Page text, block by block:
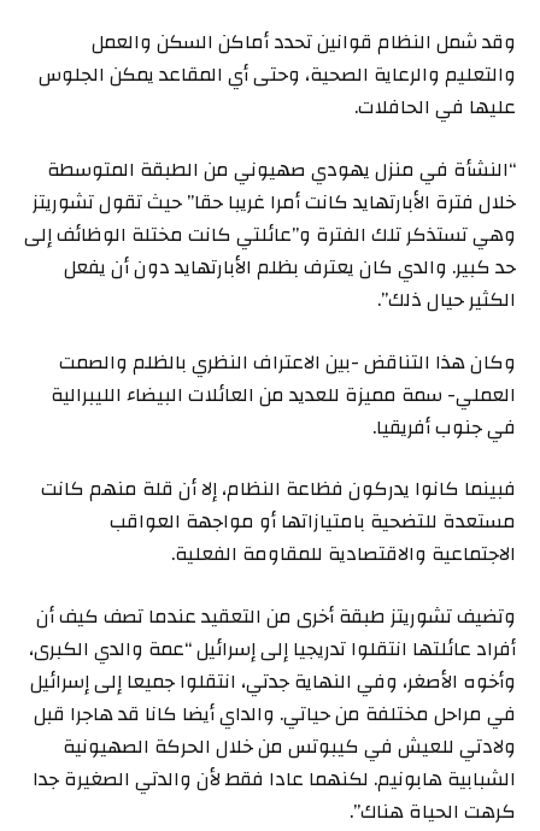
وقد شمل النظام قوانين تحدد أماكن السكن والعمل
والتعليم والرعاية الصحية، وحتى أي المقاعد يمكن الجلوس
عليها في الحافلات.
“النشأة في منزل يهودي صهيوني من الطبقة المتوسطة
خلال فترة الأبارتهايد كانت أمرا غريبا حقا” حيث تقول تشوريتز
وهي تستذكر تلك الفترة و”عائلتي كانت مختلة الوظائف إلى
حد كبير. والدي كان يعترف بظلم الأبارتهايد دون أن يفعل
الكثير حيال ذلك”.
وكان هذا التناقض -بين الاعتراف النظري بالظلم والصمت
العملي- سمة مميزة للعديد من العائلات البيضاء الليبرالية
في جنوب أفريقيا.
فبينما كانوا يدركون فظاعة النظام، إلا أن قلة منهم كانت
مستعدة للتضحية بامتيازاتها أو مواجهة العواقب
الاجتماعية والاقتصادية للمقاومة الفعلية.
وتضيف تشوريتز طبقة أخرى من التعقيد عندما تصف كيف أن
أفراد عائلتها انتقلوا تدريجيا إلى إسرائيل “عمة والدي الكبرى،
وأخوه الأصغر، وفي النهاية جدتي، انتقلوا جميعا إلى إسرائيل
في مراحل مختلفة من حياتي. والداي أيضا كانا قد هاجرا قبل
ولادتي للعيش في كيبوتس من خلال الحركة الصهيونية
الشبابية هابونيم. لكنهما عادا فقط لأن والدتي الصغيرة جدا
كرهت الحياة هناك”.